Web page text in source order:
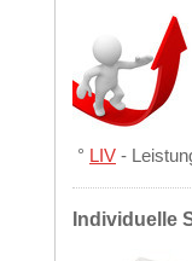
° LIV -
Individuelle